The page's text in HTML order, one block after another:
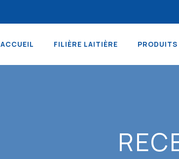
ACCUEIL FILIÈRE LAITIÈRE PRODUITS